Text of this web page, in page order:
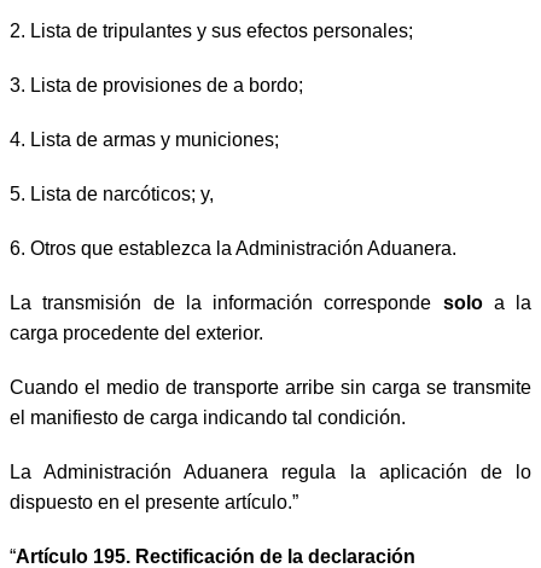
2. Lista de tripulantes y sus efectos personales;
3. Lista de provisiones de a bordo;
4. Lista de armas y municiones;
5. Lista de narcóticos; y,
6. Otros que establezca la Administración Aduanera.
La transmisión de la información corresponde soloa la
carga procedente del exterior.
Cuando el medio de transporte arribe sin carga se transmite
el manifiesto de carga indicando tal condición.
La Administración Aduanera regula la aplicación de lo
dispuesto en el presente artículo.”
“Artículo 195. Rectificación de la declaración